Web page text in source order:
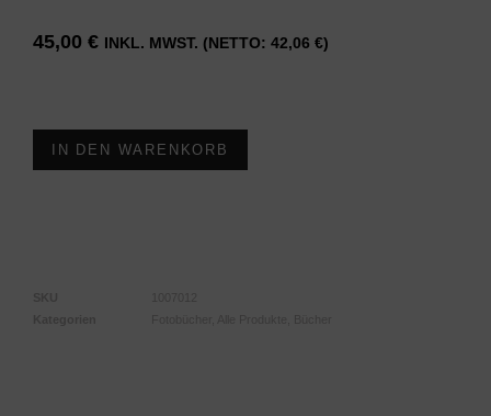
45,00 € INKL. MWST. (NETTO: 42,06 €)
IN DEN WARENKORB